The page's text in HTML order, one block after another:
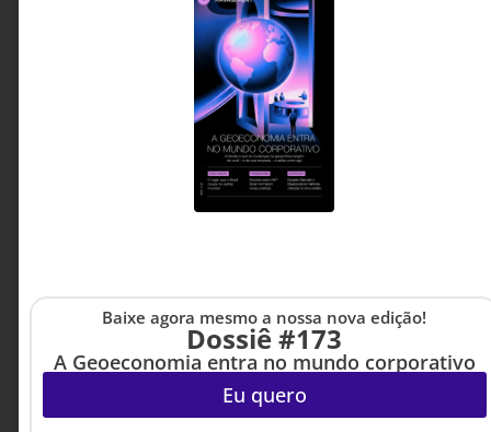
contexto que a liderança constrói. Este artigo
mostra como confiança, autonomia, segurança
psicológica e qualidade das relações influenciam
diretamente a disposição das pessoas para
inovar, colaborar e gerar resultados
Maria Augusta Orofino -
Palestrante, TEDx Talker e
Consultora corporativa
3 MINUTOS MIN DE LEITURA
Baixe agora mesmo a nossa nova edição!
Dossiê #173
A Geoeconomia entra no mundo corporativo
Eu quero